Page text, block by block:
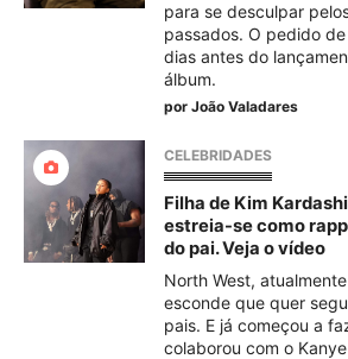
para se desculpar
passados. O pedido
dias antes do
álbum.
por João Valadares
CELEBRIDADES
Filha de Kim
estreia-se como
do pai. Veja o vídeo
North West,
esconde que quer
pais. E já começou a
colaborou com o